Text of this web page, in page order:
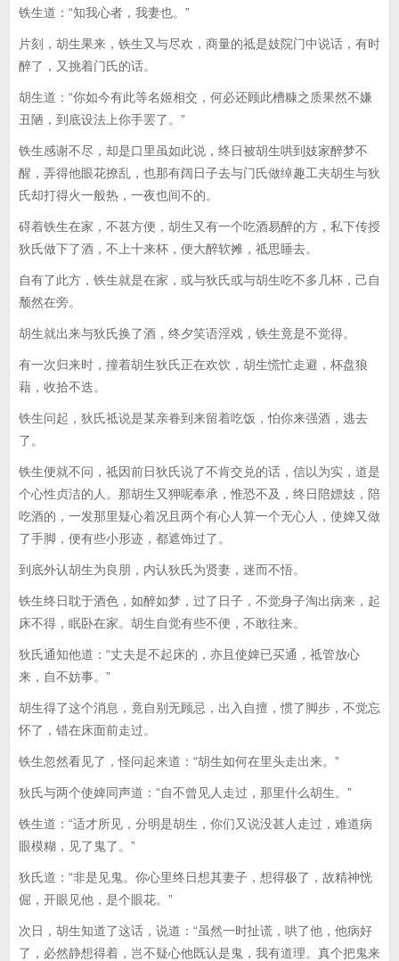
铁生道：“知我心者，我妻也。”
片刻，胡生果来，铁生又与尽欢，商量的祗是妓院门中说话，有时
醉了，又挑着门氏的话。
胡生道：“你如今有此等名姬相交，何必还顾此槽糠之质果然不嫌
丑陋，到底设法上你手罢了。”
铁生感谢不尽，却是口里虽如此说，终日被胡生哄到妓家醉梦不
醒，弄得他眼花撩乱，也那有阔日子去与门氏做绰趣工夫胡生与狄
氏却打得火一般热，一夜也间不的。
碍着铁生在家，不甚方便，胡生又有一个吃酒易醉的方，私下传授
狄氏做下了酒，不上十来杯，便大醉软摊，祗思睡去。
自有了此方，铁生就是在家，或与狄氏或与胡生吃不多几杯，己自
颓然在旁。
胡生就出来与狄氏换了酒，终夕笑语淫戏，铁生竟是不觉得。
有一次归来时，撞着胡生狄氏正在欢饮，胡生慌忙走避，杯盘狼
藉，收拾不迭。
铁生问起，狄氏祗说是某亲眷到来留着吃饭，怕你来强酒，逃去
了。
铁生便就不问，祗因前日狄氏说了不肯交兑的话，信以为实，道是
个心性贞洁的人。那胡生又狎呢奉承，惟恐不及，终日陪嫖妓，陪
吃酒的，一发那里疑心着况且两个有心人算一个无心人，使婢又做
了手脚，便有些小形迹，都遮饰过了。
到底外认胡生为良朋，内认狄氏为贤妻，迷而不悟。
铁生终日耽于酒色，如醉如梦，过了日子，不觉身子淘出病来，起
床不得，眠卧在家。胡生自觉有些不便，不敢往来。
狄氏通知他道：“丈夫是不起床的，亦且使婢已买通，祗管放心
来，自不妨事。”
胡生得了这个消息，竟自别无顾忌，出入自擅，惯了脚步，不觉忘
怀了，错在床面前走过。
铁生忽然看见了，怪问起来道：“胡生如何在里头走出来。”
狄氏与两个使婢同声道：“自不曾见人走过，那里什么胡生。”
铁生道：“适才所见，分明是胡生，你们又说没甚人走过，难道病
眼模糊，见了鬼了。”
狄氏道：“非是见鬼。你心里终日想其妻子，想得极了，故精神恍
倔，开眼见他，是个眼花。”
次日，胡生知道了这话，说道：“虽然一时扯谎，哄了他，他病好
了，必然静想得着，岂不疑心他既认是鬼，我有道理。真个把鬼来